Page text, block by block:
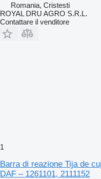
Romania, Cristesti
ROYAL DRU AGRO S.R.L.
Contattare il venditore
1
Barra di reazione Tija de
DAF – 1261101, 2111152